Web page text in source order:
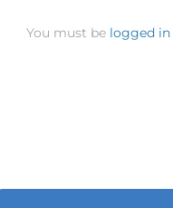
You must be logged in